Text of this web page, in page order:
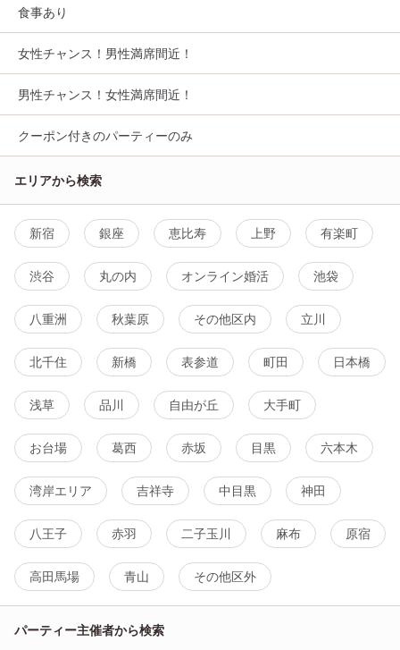
食事あり
女性チャンス！男性満席間近！
男性チャンス！女性満席間近！
クーポン付きのパーティーのみ
エリアから検索
新宿 銀座 恵比寿 上野 有楽町
渋谷 丸の内 オンライン婚活 池袋
八重洲 秋葉原 その他区内 立川
北千住 新橋 表参道 町田 日本橋
浅草 品川 自由が丘 大手町
お台場 葛西 赤坂 目黒 六本木
湾岸エリア 吉祥寺 中目黒 神田
八王子 赤羽 二子玉川 麻布 原宿
高田馬場 青山 その他区外
パーティー主催者から検索